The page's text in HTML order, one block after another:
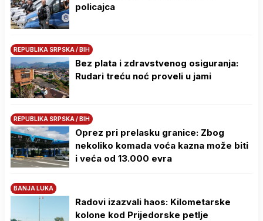
policajca
REPUBLIKA SRPSKA / BIH
Bez plata i zdravstvenog osiguranja:
Rudari treću noć proveli u jami
REPUBLIKA SRPSKA / BIH
Oprez pri prelasku granice: Zbog
nekoliko komada voća kazna može biti
i veća od 13.000 evra
BANJA LUKA
Radovi izazvali haos: Kilometarske
kolone kod Prijedorske petlje